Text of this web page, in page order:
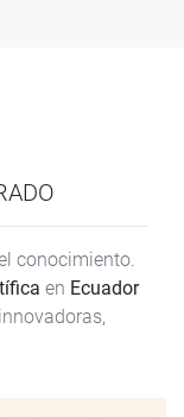
conocimiento.
en Ecuador